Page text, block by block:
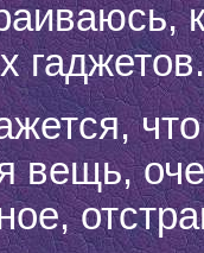
гаджетов.
вещь,